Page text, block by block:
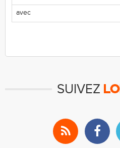
avec
SUIVEZ